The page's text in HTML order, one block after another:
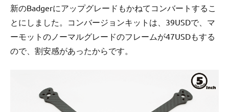
新のBadgerにアップグレードもかねてコンバートするこ
とにしました。コンバージョンキットは、39USDで、マ
ーモットのノーマルグレードのフレームが47USDもする
ので、割安感があったからです。